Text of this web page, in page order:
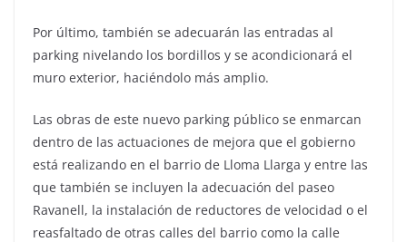
Por último, también se adecuarán las entradas al
parking nivelando los bordillos y se acondicionará el
muro exterior, haciéndolo más amplio.
Las obras de este nuevo parking público se enmarcan
dentro de las actuaciones de mejora que el gobierno
está realizando en el barrio de Lloma Llarga y entre las
que también se incluyen la adecuación del paseo
Ravanell, la instalación de reductores de velocidad o el
reasfaltado de otras calles del barrio como la calle